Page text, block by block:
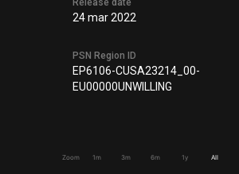
Release date
24 mar 2022
PSN Region ID
EP6106-CUSA23214_00-
EU00000UNWILLING
Zoom 1m 3m 6m 1y All